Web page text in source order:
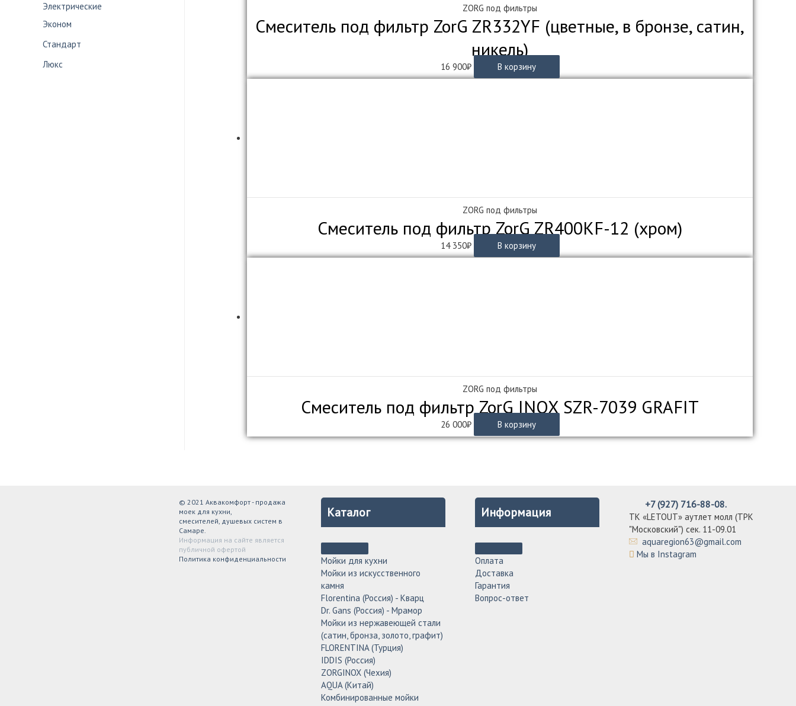
Электрические
Эконом
Стандарт
Люкс
ZORG под фильтры
Смеситель под фильтр ZorG ZR332YF (цветные, в бронзе, сатин,
никель)
16 900₽ В корзину
ZORG под фильтры
Смеситель под фильтр ZorG ZR400KF-12 (хром)
14 350₽ В корзину
ZORG под фильтры
Смеситель под фильтр ZorG INOX SZR-7039 GRAFIT
26 000₽ В корзину
© 2021 Аквакомфорт - продажа
моек для кухни,
смесителей, душевых систем в
Самаре.
Информация на сайте является
публичной офертой
Политика конфиденциальности
Каталог
Мойки для кухни
Мойки из искусственного
камня
Florentina (Россия) - Кварц
Dr. Gans (Россия) - Мрамор
Мойки из нержавеющей стали
(сатин, бронза, золото, графит)
FLORENTINA (Турция)
IDDIS (Россия)
ZORGINOX (Чехия)
AQUA (Китай)
Комбинированные мойки
Информация
Оплата
Доставка
Гарантия
Вопрос-ответ
+7 (927) 716-88-08.
ТК «LETOUT» аутлет молл (ТРК
"Московский") сек. 11-09.01
aquaregion63@gmail.com
Мы в Instagram